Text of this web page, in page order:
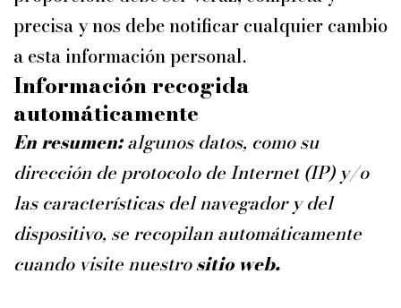
precisa y nos debe notificar cualquier cambio
a esta información personal.
Información recogida
automáticamente
En resumen:algunos datos, como su
dirección de protocolo de Internet (IP) y/o
las características del navegador y del
dispositivo, se recopilan automáticamente
cuando visite nuestrositio web.